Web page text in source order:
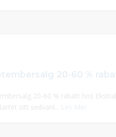
20-60 % rabatt hos
sitt sedvanl...